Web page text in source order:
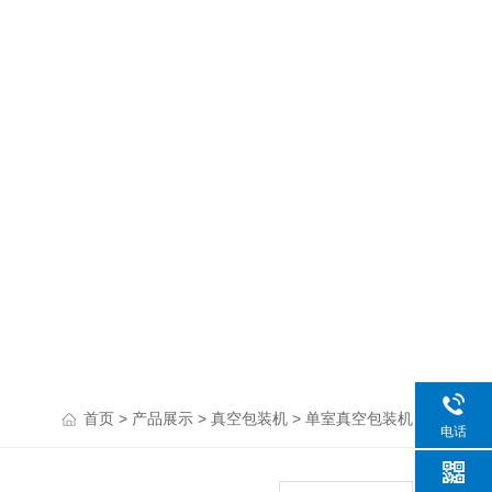
首页 > 产品展示 > 真空包装机 > 单室真空包装机
电话